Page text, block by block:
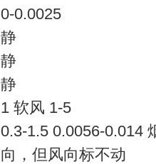
0-0.0025
静
静
静
1 软风 1-5
0.3-1.5 0.0056-0.014
向，但风向标不动